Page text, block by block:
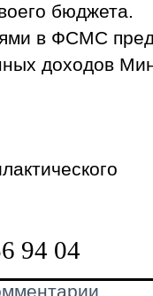
бюджета.
в ФСМС
доходов
94 04